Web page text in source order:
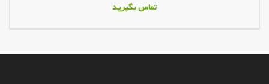
تماس بگیرید